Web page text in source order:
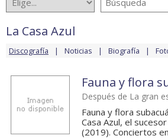
La Casa Azul
Discografía Noticias Biografía
Fauna y flora
Después de La gran
Fauna y flora
Casa Azul, el
(2019). Conciertos